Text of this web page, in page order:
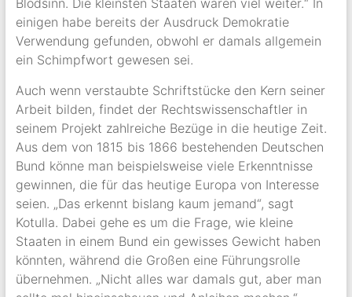
Blödsinn. Die kleinsten Staaten waren viel weiter.“ In
einigen habe bereits der Ausdruck Demokratie
Verwendung gefunden, obwohl er damals allgemein
ein Schimpfwort gewesen sei.
Auch wenn verstaubte Schriftstücke den Kern seiner
Arbeit bilden, findet der Rechtswissenschaftler in
seinem Projekt zahlreiche Bezüge in die heutige Zeit.
Aus dem von 1815 bis 1866 bestehenden Deutschen
Bund könne man beispielsweise viele Erkenntnisse
gewinnen, die für das heutige Europa von Interesse
seien. „Das erkennt bislang kaum jemand“, sagt
Kotulla. Dabei gehe es um die Frage, wie kleine
Staaten in einem Bund ein gewisses Gewicht haben
könnten, während die Großen eine Führungsrolle
übernehmen. „Nicht alles war damals gut, aber man